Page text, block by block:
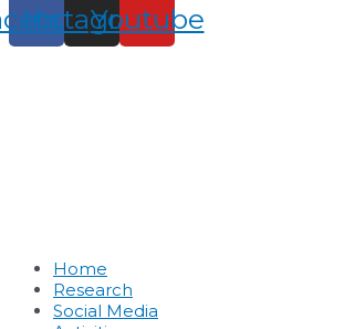
Instagram
Youtube
Home
Research
Social Media